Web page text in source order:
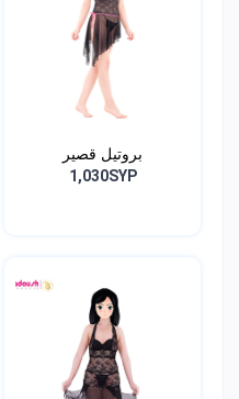
بروتيل قصير
1,030SYP